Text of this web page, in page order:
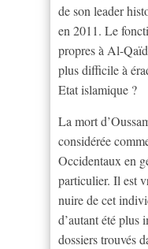
de son leader
en 2011. Le
propres à Al-
plus difficile à
Etat islamique ?
La mort
considérée
Occidentaux en
particulier. Il est
nuire de cet
d’autant été plus
dossiers trouvés